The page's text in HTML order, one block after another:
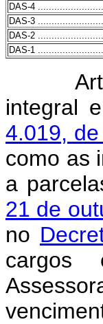
DAS-4
DAS-3
DAS-2
DAS-1
integral
4.019,
como as
a
21 de
no
cargos